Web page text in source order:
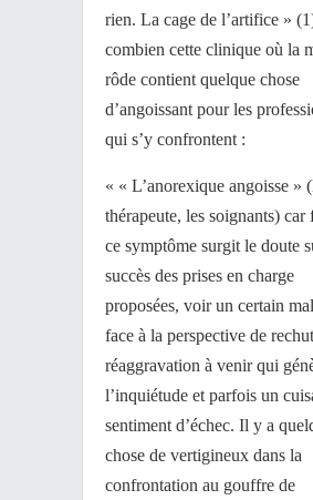
rien. La cage de l’artifice »
combien cette clinique où la
rôde contient quelque chose
d’angoissant pour les
qui s’y confrontent :
« « L’anorexique angoisse »
thérapeute, les soignants) car
ce symptôme surgit le doute
succès des prises en charge
proposées, voir un certain
face à la perspective de
réaggravation à venir qui
l’inquiétude et parfois un
sentiment d’échec. Il y a
chose de vertigineux dans la
confrontation au gouffre de